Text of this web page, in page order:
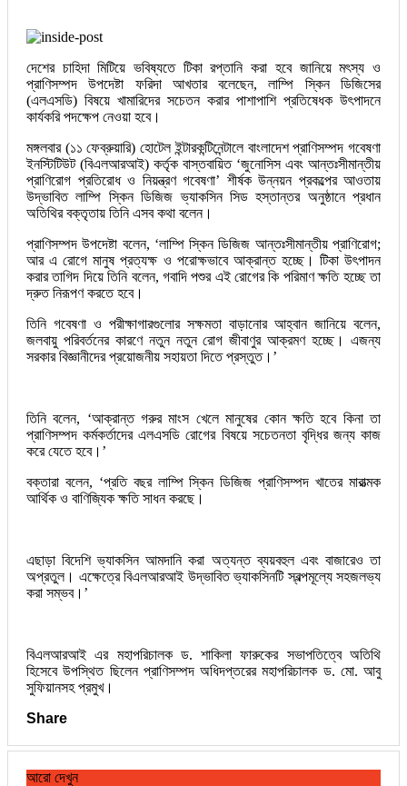
দেশের চাহিদা মিটিয়ে ভবিষ্যতে টিকা রপ্তানি করা হবে জানিয়ে মৎস্য ও
প্রাণিসম্পদ উপদেষ্টা ফরিদা আখতার বলেছেন, লাম্পি স্কিন ডিজিসের
(এলএসডি) বিষয়ে খামারিদের সচেতন করার পাশাপাশি প্রতিষেধক উৎপাদনে
কার্যকরি পদক্ষেপ নেওয়া হবে।
মঙ্গলবার (১১ ফেব্রুয়ারি) হোটেল ইন্টারকন্টিনেন্টালে বাংলাদেশ প্রাণিসম্পদ গবেষণা
ইনস্টিটিউট (বিএলআরআই) কর্তৃক বাস্তবায়িত ‘জুনোসিস এবং আন্তঃসীমান্তীয়
প্রাণিরোগ প্রতিরোধ ও নিয়ন্ত্রণ গবেষণা’ শীর্ষক উন্নয়ন প্রকল্পের আওতায়
উদ্ভাবিত লাম্পি স্কিন ডিজিজ ভ্যাকসিন সিড হস্তান্তর অনুষ্ঠানে প্রধান
অতিথির বক্তৃতায় তিনি এসব কথা বলেন।
প্রাণিসম্পদ উপদেষ্টা বলেন, ‘লাম্পি স্কিন ডিজিজ আন্তঃসীমান্তীয় প্রাণিরোগ;
আর এ রোগে মানুষ প্রত্যক্ষ ও পরোক্ষভাবে আক্রান্ত হচ্ছে। টিকা উৎপাদন
করার তাগিদ দিয়ে তিনি বলেন, গবাদি পশুর এই রোগের কি পরিমাণ ক্ষতি হচ্ছে তা
দ্রুত নিরূপণ করতে হবে।
তিনি গবেষণা ও পরীক্ষাগারগুলোর সক্ষমতা বাড়ানোর আহ্বান জানিয়ে বলেন,
জলবায়ু পরিবর্তনের কারণে নতুন নতুন রোগ জীবাণুর আক্রমণ হচ্ছে। এজন্য
সরকার বিজ্ঞানীদের প্রয়োজনীয় সহায়তা দিতে প্রস্তুত।’
তিনি বলেন, ‘আক্রান্ত গরুর মাংস খেলে মানুষের কোন ক্ষতি হবে কিনা তা
প্রাণিসম্পদ কর্মকর্তাদের এলএসডি রোগের বিষয়ে সচেতনতা বৃদ্ধির জন্য কাজ
করে যেতে হবে।’
বক্তারা বলেন, ‘প্রতি বছর লাম্পি স্কিন ডিজিজ প্রাণিসম্পদ খাতের মারাত্মক
আর্থিক ও বাণিজ্যিক ক্ষতি সাধন করছে।
এছাড়া বিদেশি ভ্যাকসিন আমদানি করা অত্যন্ত ব্যয়বহুল এবং বাজারেও তা
অপ্রতুল। এক্ষেত্রে বিএলআরআই উদ্ভাবিত ভ্যাকসিনটি স্বল্পমূল্যে সহজলভ্য
করা সম্ভব।’
বিএলআরআই এর মহাপরিচালক ড. শাকিলা ফারুকের সভাপতিত্বে অতিথি
হিসেবে উপস্থিত ছিলেন প্রাণিসম্পদ অধিদপ্তরের মহাপরিচালক ড. মো. আবু
সুফিয়ানসহ প্রমুখ।
Share
আরো দেখুন